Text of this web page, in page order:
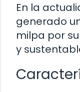
En la
generado
milpa por
y